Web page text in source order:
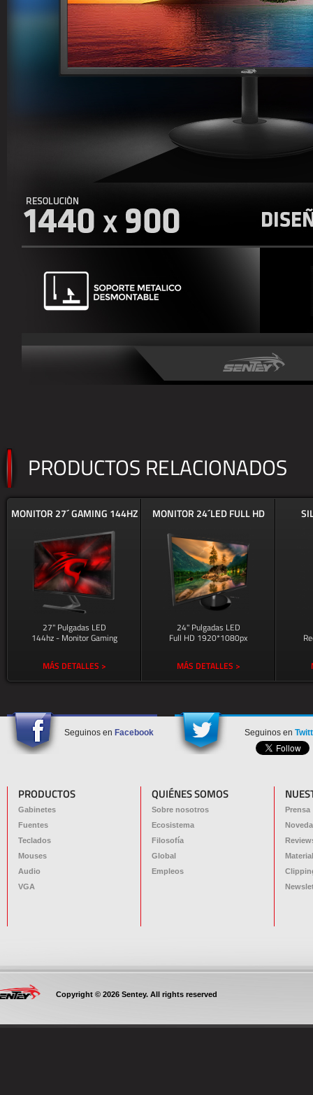
PRODUCTOS RELACIONADOS
MONITOR 27´ GAMING 144HZ
27" Pulgadas LED
144hz - Monitor Gaming
MÁS DETALLES >
MONITOR 24´LED FULL HD
24" Pulgadas LED
Full HD 1920*1080px
MÁS DETALLES >
Seguinos en Facebook Seguinos en
PRODUCTOS
Gabinetes
Fuentes
Teclados
Mouses
Audio
VGA
QUIÉNES SOMOS
Sobre nosotros
Ecosistema
Filosofía
Global
Empleos
Prensa
Copyright © 2026 Sentey. All rights reserved